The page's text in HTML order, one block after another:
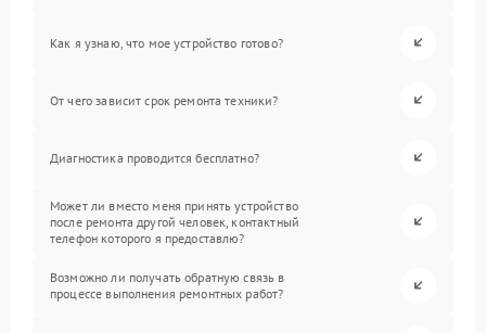
Как я узнаю, что мое устройство готово?
От чего зависит срок ремонта техники?
Диагностика проводится бесплатно?
Может ли вместо меня принять устройство
после ремонта другой человек, контактный
телефон которого я предоставлю?
Возможно ли получать обратную связь в
процессе выполнения ремонтных работ?